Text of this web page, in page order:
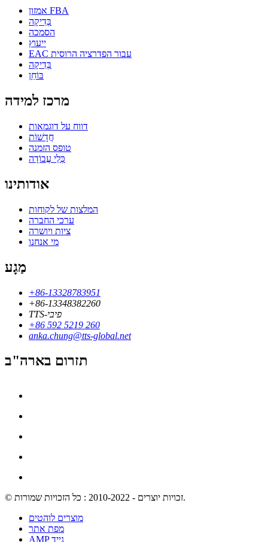
אמזון FBA
בְּדִיקָה
הסמכה
ייעוץ
EAC עבור הפדרציה הרוסית
בְּדִיקָה
בּוֹחֵן
מרכז למידה
דווח על דוגמאות
חֲדָשׁוֹת
טופס הזמנה
כְּלֵי עֲבוֹדָה
אודותינו
המלצות של לקוחות
ערכי החברה
ציות ויושרה
מי אנחנו
מַגָע
+86-13328783951
+86-13348382260
TTS-פיבי
+86 592 5219 260
anka.chung@tts-global.net
תזרום בארה"ב
© זכויות יוצרים - 2010-2022 : כל הזכויות שמורות.
מוצרים לוהטים
מפת אתר
AMP נייד